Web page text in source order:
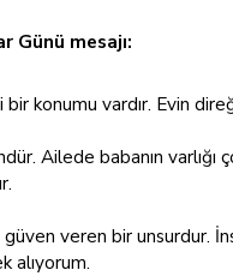
Günü mesajı:
konumu vardır. Evin
Ailede babanın
veren bir unsurdur.
alıyorum.